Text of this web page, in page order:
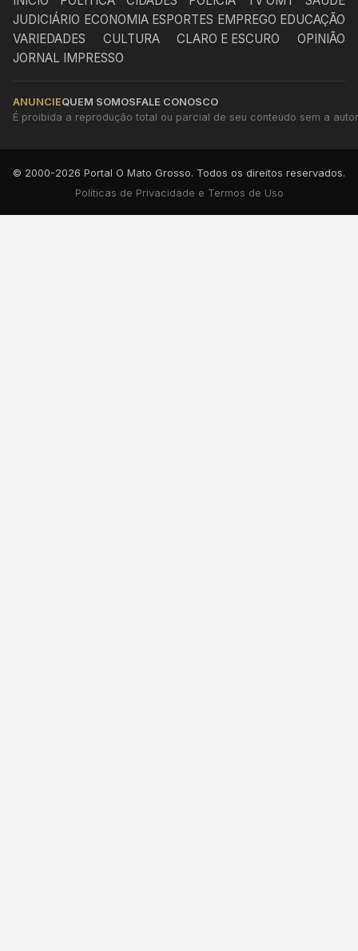
JUDICIÁRIO ECONOMIA ESPORTES EMPREGO EDUCAÇÃO
VARIEDADES
CULTURA CLARO E ESCURO
OPINIÃO
JORNAL IMPRESSO
ANUNCIEQUEM SOMOSFALE CONOSCO
É proibida a reprodução total ou parcial de seu conteúdo sem a
© 2000-2026 Portal O Mato Grosso. Todos os direitos reservados.
Políticas de Privacidade e Termos de Uso